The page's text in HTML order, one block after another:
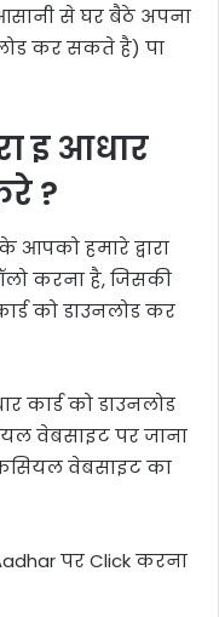
से घर बैठे अपना
कर सकते है) पा
इ आधार
?
आपको हमारे द्वारा
करना है, जिसकी
को डाउनलोड कर
को डाउनलोड
वेबसाइट पर जाना
वेबसाइट का
पर Click करना